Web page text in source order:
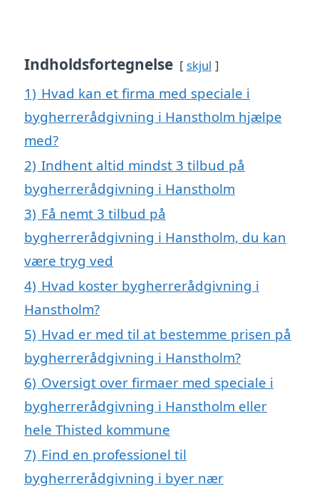
Indholdsfortegnelse skjul
1) Hvad kan et firma med speciale i
bygherrerådgivning i Hanstholm hjælpe
med?
2) Indhent altid mindst 3 tilbud på
bygherrerådgivning i Hanstholm
3) Få nemt 3 tilbud på
bygherrerådgivning i Hanstholm, du kan
være tryg ved
4) Hvad koster bygherrerådgivning i
Hanstholm?
5) Hvad er med til at bestemme prisen på
bygherrerådgivning i Hanstholm?
6) Oversigt over firmaer med speciale i
bygherrerådgivning i Hanstholm eller
hele Thisted kommune
7) Find en professionel til
bygherrerådgivning i byer nær